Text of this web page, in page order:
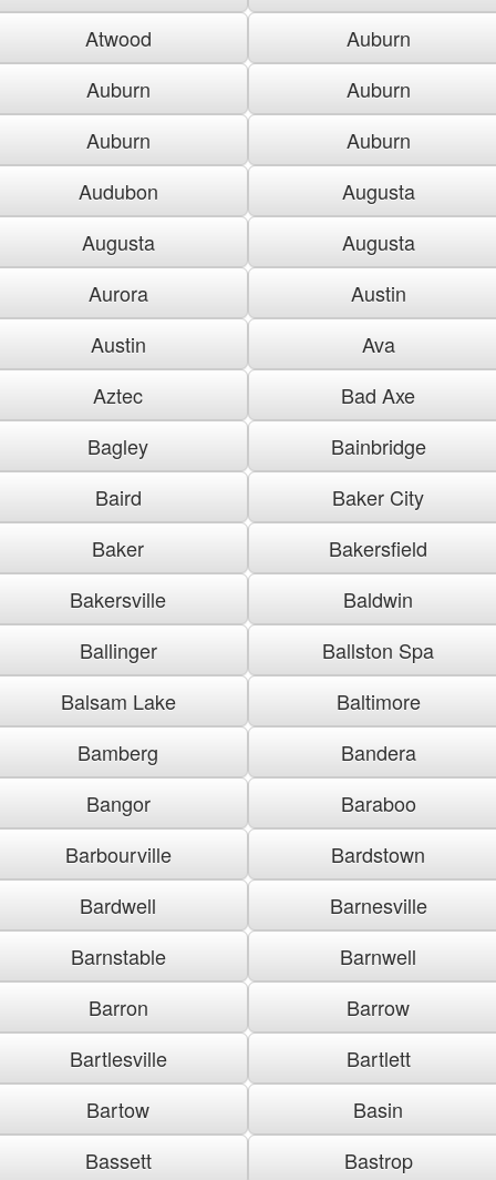
Atwood
Auburn
Auburn
Auburn
Auburn
Auburn
Audubon
Augusta
Augusta
Augusta
Aurora
Austin
Austin
Ava
Aztec
Bad Axe
Bagley
Bainbridge
Baird
Baker City
Baker
Bakersfield
Bakersville
Baldwin
Ballinger
Ballston Spa
Balsam Lake
Baltimore
Bamberg
Bandera
Bangor
Baraboo
Barbourville
Bardstown
Bardwell
Barnesville
Barnstable
Barnwell
Barron
Barrow
Bartlesville
Bartlett
Bartow
Basin
Bassett
Bastrop